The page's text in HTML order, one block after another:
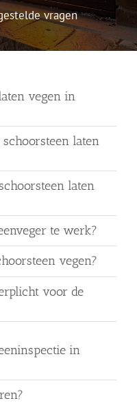
vragen
vegen in
laten
laten
te werk?
vegen?
voor de
in